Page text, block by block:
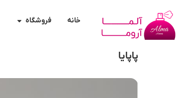
خانه فروشگاه
پاپایا